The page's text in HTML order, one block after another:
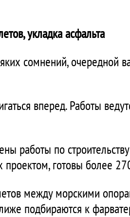
укладка асфальта
сомнений, очередной
вперед. Работы
работы по
готовы более
между морскими
подбираются к